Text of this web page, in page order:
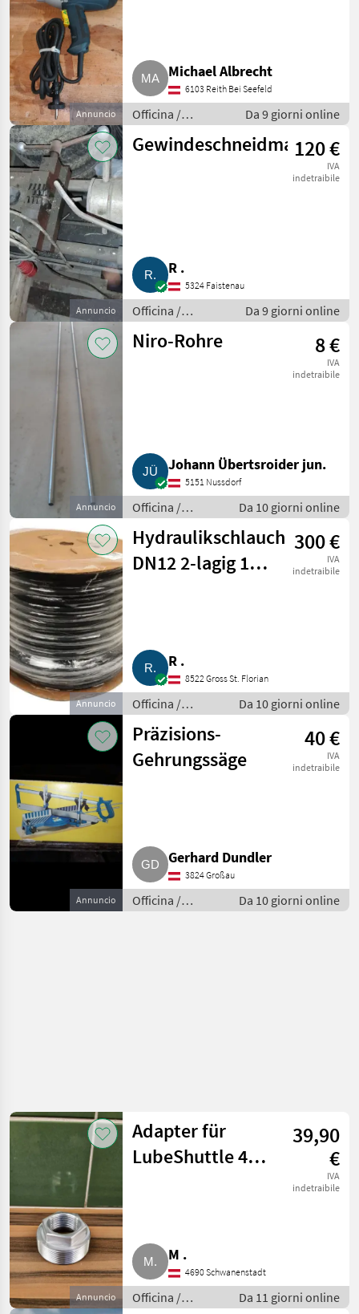
Annuncio
Michael Albrecht
6103 Reith Bei Seefeld
Officina /
Attrezzeria
Da 9 giorni online
Annuncio
Gewindeschneidmaschine
120 €
IVA
indetraibile
R .
5324 Faistenau
Officina /
Attrezzeria
Da 9 giorni online
Annuncio
Niro-Rohre 8 €
IVA
indetraibile
Johann Übertsroider jun.
5151 Nussdorf
Officina /
Attrezzeria
Da 10 giorni online
Annuncio
Hydraulikschlauch
DN12 2-lagig 100
300 €
IVA
indetraibile
R .
8522 Gross St. Florian
Officina /
Attrezzeria
Da 10 giorni online
Annuncio
Präzisions-
Gehrungssäge
40 €
IVA
indetraibile
Gerhard Dundler
3824 Großau
Officina /
Attrezzeria
Da 10 giorni online
Annuncio
Adapter für
LubeShuttle 400
39,90
€
IVA
indetraibile
M .
4690 Schwanenstadt
Officina /
Da 11 giorni online